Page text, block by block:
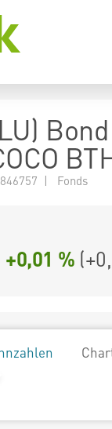
| Fonds
+0,01 % (